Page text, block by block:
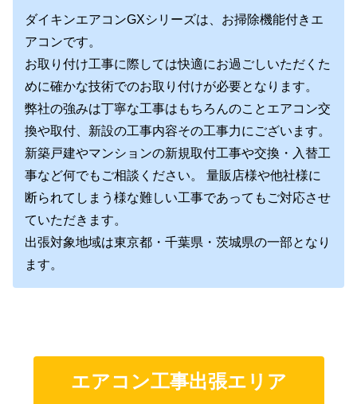
ダイキンエアコンGXシ リーズは、お掃除機能付きエ
アコンです。
お取り付け工事に際しては快適にお過ごしいただくた
めに確かな技術でのお取り付けが必要となります。
弊社の強みは丁寧な工事はもちろんのことエアコン交
換や取付、新設の工事内容その工事力にございます。
新築戸建やマンションの新規取付工事や交換・入替工
事など何でもご相談ください。 量販店様や他社様に
断られてしまう様な難しい工事であってもご対応させ
ていただきます。
出張対象地域は東京都・千葉県・茨城県の一部となり
ます。
エアコン工事出張エリア